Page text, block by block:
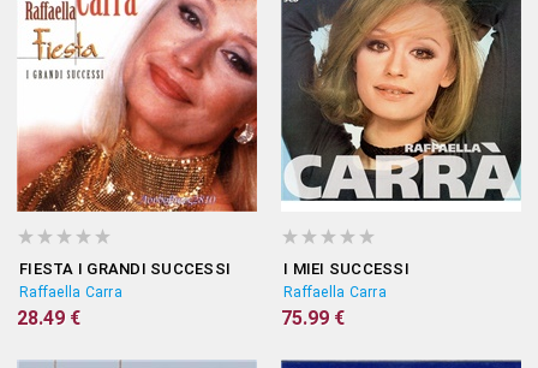
FIESTA I GRANDI SUCCESSI
Raffaella Carra
28.49 €
I MIEI SUCCESSI
Raffaella Carra
75.99 €